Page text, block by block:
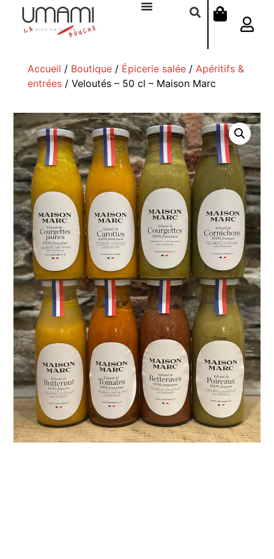
Accueil / Boutique/ Épicerie salée/ Apéritifs &
entrées/ Veloutés – 50 cl – Maison Marc